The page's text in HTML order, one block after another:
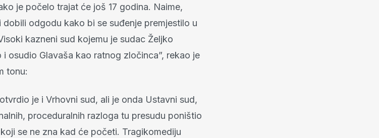
je počelo trajat će još 17 godina. Naime,
odgodu kako bi se suđenje premjestilo u
kazneni sud kojemu je sudac Željko
osudio Glavaša kao ratnog zločinca”, rekao je
tonu:
je i Vrhovni sud, ali je onda Ustavni sud,
proceduralnih razloga tu presudu poništio
se ne zna kad će početi. Tragikomediju